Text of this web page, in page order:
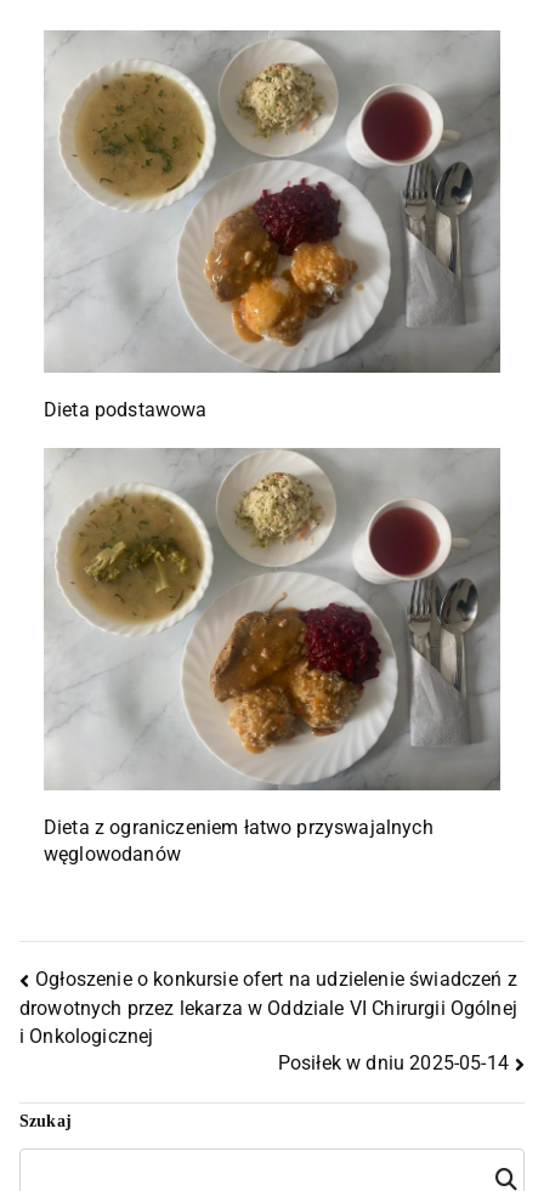
Dieta podstawowa
Dieta z ograniczeniem łatwo przyswajalnych
węglowodanów
Ogłoszenie o konkursie ofert na udzielenie świadczeń z
drowotnych przez lekarza w Oddziale VI Chirurgii Ogólnej
i Onkologicznej
Posiłek w dniu 2025-05-14
Szukaj
Szuka